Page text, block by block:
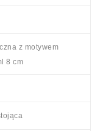
z motywem
8 cm